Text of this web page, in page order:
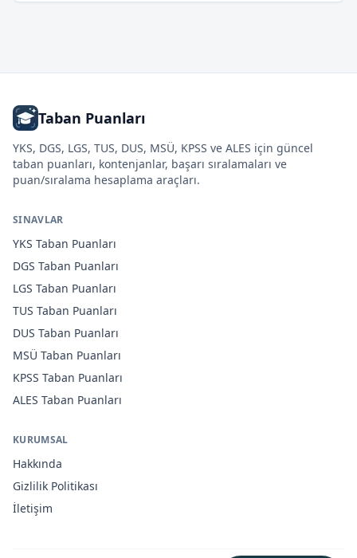
Taban Puanları
YKS, DGS, LGS, TUS, DUS, MSÜ, KPSS ve ALES için güncel
taban puanları, kontenjanlar, başarı sıralamaları ve
puan/sıralama hesaplama araçları.
SINAVLAR
YKS Taban Puanları
DGS Taban Puanları
LGS Taban Puanları
TUS Taban Puanları
DUS Taban Puanları
MSÜ Taban Puanları
KPSS Taban Puanları
ALES Taban Puanları
KURUMSAL
Hakkında
Gizlilik Politikası
İletişim